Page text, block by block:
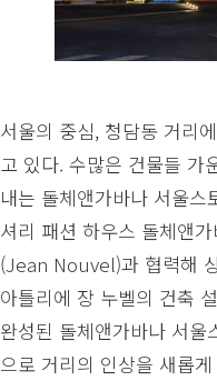
서울의 중심, 청담동 거리
고 있다. 수많은 건물들 가
내는 돌체앤가바나 서울
셔리 패션 하우스 돌체앤
(Jean Nouvel)과 협력해
아틀리에 장 누벨의 건축
완성된 돌체앤가바나 서
으로 거리의 인상을 새롭